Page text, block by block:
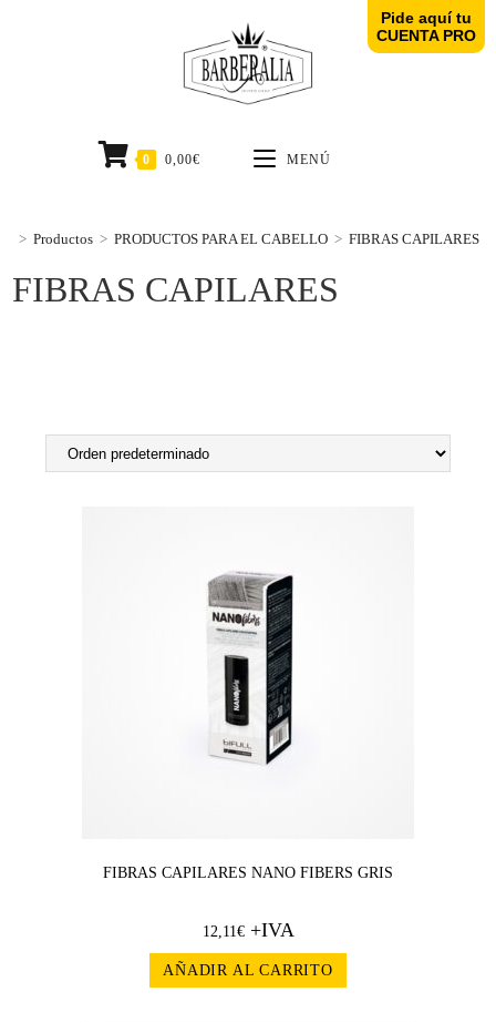
0 0,00€ MENÚ
FIBRAS CAPILARES
> Productos > PRODUCTOS PARA EL CABELLO > FIBRAS CAPILARES
FIBRAS CAPILARES NANO FIBERS GRIS
12,11€+IVA
AÑADIR AL CARRITO
Pide aquí tu
CUENTA PRO